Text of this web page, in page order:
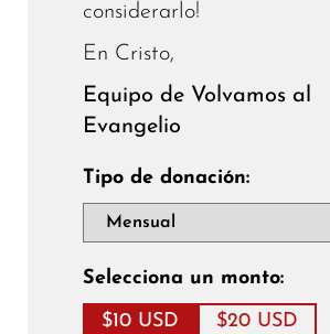
considerarlo!
En Cristo,
Equipo de Volvamos al
Evangelio
Tipo de donación:
Selecciona un monto:
$10 USD $20 USD